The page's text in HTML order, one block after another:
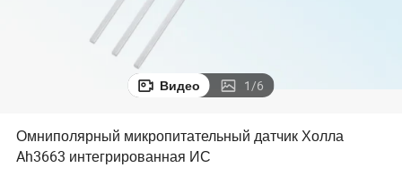
Видео 1/6
Омниполярный микропитательный датчик Холла
Ah3663 интегрированная ИС